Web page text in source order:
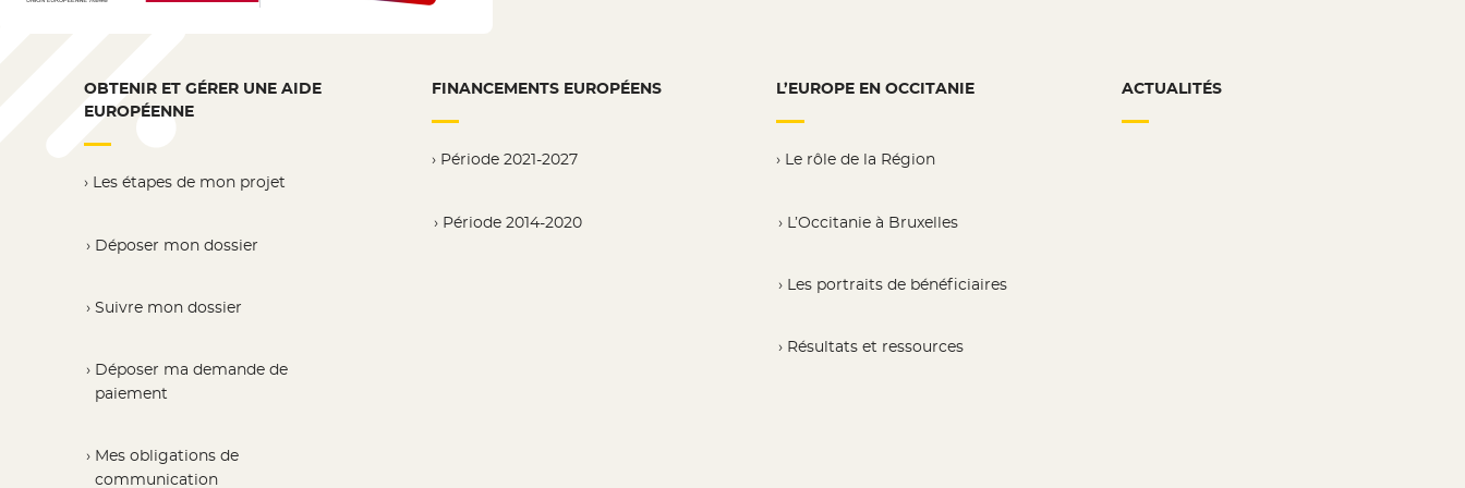
OBTENIR ET GÉRER UNE AIDE
EUROPÉENNE
Les étapes de mon projet
Déposer mon dossier
Suivre mon dossier
Déposer ma demande de
paiement
Mes obligations de
communication
FINANCEMENTS EUROPÉENS
Période 2021-2027
Période 2014-2020
L’EUROPE EN OCCITANIE
Le rôle de la Région
L’Occitanie à Bruxelles
Les portraits de bénéficiaires
Résultats et ressources
ACTUALITÉS